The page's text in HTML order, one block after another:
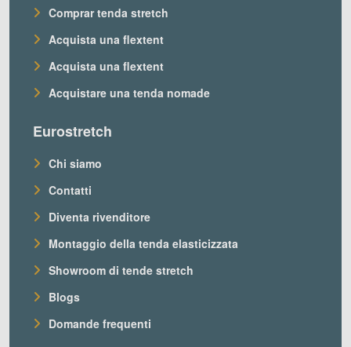
Comprar tenda stretch
Acquista una flextent
Acquista una flextent
Acquistare una tenda nomade
Eurostretch
Chi siamo
Contatti
Diventa rivenditore
Montaggio della tenda elasticizzata
Showroom di tende stretch
Blogs
Domande frequenti